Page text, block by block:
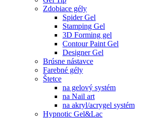
Zdobiace gély
Spider Gel
Stamping Gel
3D Forming gel
Contour Paint Gel
Designer Gel
Brúsne nástavce
Farebné gély
Štetce
na gelový systém
na Nail art
na akryl/acrygel systém
Hypnotic Gel&Lac